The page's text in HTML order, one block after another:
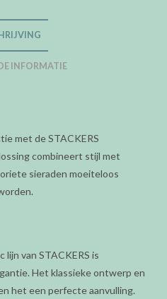
INFORMATIE
met de STACKERS
combineert stijl met
sieraden moeiteloos
lijn van STACKERS is
Het klassieke ontwerp en
het een perfecte aanvulling.